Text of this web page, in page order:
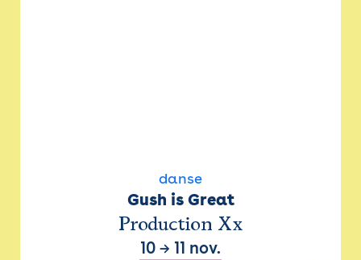
danse
Gush is Great
Production Xx
10 → 11 nov.